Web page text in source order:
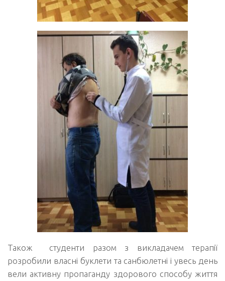
Також студенти разом з викладачем терапії
розробили власні буклети та санбюлетні і увесь день
вели активну пропаганду здорового способу життя